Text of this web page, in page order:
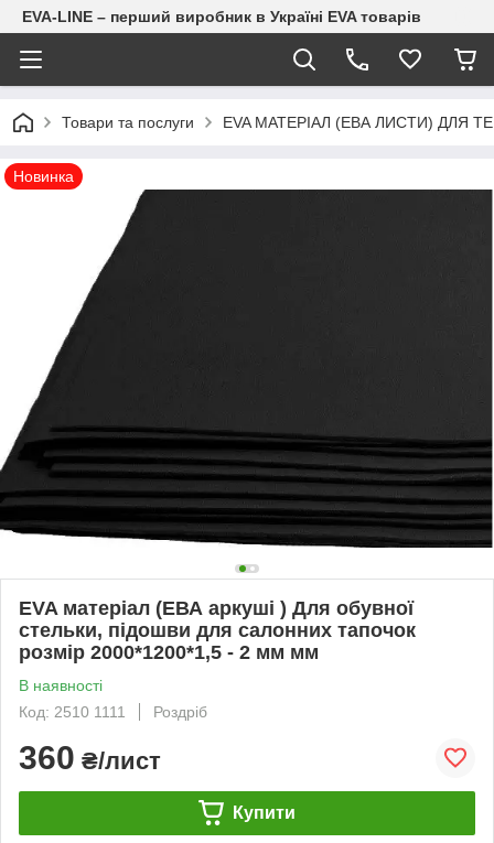
EVA-LINE – перший виробник в Україні EVA товарів
Товари та послуги EVA МАТЕРІАЛ (ЕВА ЛИСТИ) ДЛЯ
Новинка
EVA матеріал (ЕВА аркуші ) Для обувної
стельки, підошви для салонних тапочок
розмір 2000*1200*1,5 - 2 мм мм
В наявності
Код: 2510 1111
Роздріб
360 ₴/лист
Купити